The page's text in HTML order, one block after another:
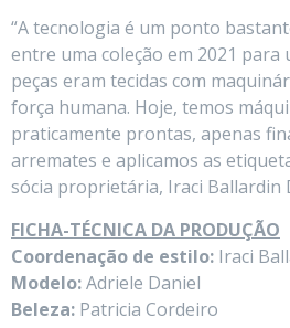
“A tecnologia é um ponto
entre uma coleção em 2021 para
peças eram tecidas com
força humana. Hoje, temos
praticamente prontas, apenas
arremates e aplicamos as
sócia proprietária, Iraci Ballardin
FICHA-TÉCNICA DA PRODUÇÃO
Coordenação de estilo: Iraci
Modelo:Adriele Daniel
Beleza: Patricia Cordeiro